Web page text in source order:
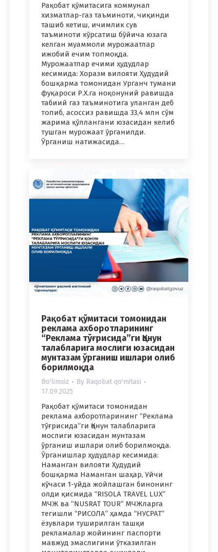
Рақобат қўмитасига коммунал
хизматлар-газ таъминоти, чиқинди
ташиб кетиш, ичимлик сув
таъминоти кўрсатиш бўйича юзага
келган муаммоли мурожаатлар
ижобий ечим топмоқда.
Мурожаатлар ечими ҳудудлар
кесимида: Хоразм вилояти Ҳудудий
бошқарма томонидан Урганч тумани
фуқароси Р.Х.га ноқонуний равишда
табиий газ таъминотига уланган деб
топиб, асоссиз равишда 33,4 млн сўм
жарима қўллангани юзасидан келиб
тушган мурожаат ўрганилди.
Ўрганиш натижасида…
Рақобат қўмитаси томонидан
реклама ахборотларининг
“Реклама тўғрисида”ги Қонун
талабларига мослиги юзасидан
мунтазам ўрганиш ишлари олиб
борилмоқда
Bo'limsiz By Raqobat qo'mitasi
17.09.2025
Рақобат қўмитаси томонидан
реклама ахборотларининг “Реклама
тўғрисида”ги Қонун талабларига
мослиги юзасидан мунтазам
ўрганиш ишлари олиб борилмоқда.
Ўрганишлар ҳудудлар кесимида:
Наманган вилояти Ҳудудий
бошқарма Наманган шаҳар, Уйчи
кўчаси 1-уйда жойлашган бинонинг
олди қисмида “RISOLA TRAVEL LUX”
МЧЖ ва “NUSRAT TOUR” МЧЖларга
тегишли “РИСОЛА” ҳамда “НУСРАТ”
ёзувлари туширилган ташқи
рекламалар жойининг паспорти
мавжуд эмаслигини ўтказилган